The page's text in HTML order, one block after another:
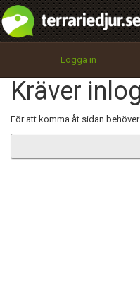
Logga in
Kräver
För att komma åt sidan
integritetspolicy
Namn:
Epost:
Begär nytt lösenord